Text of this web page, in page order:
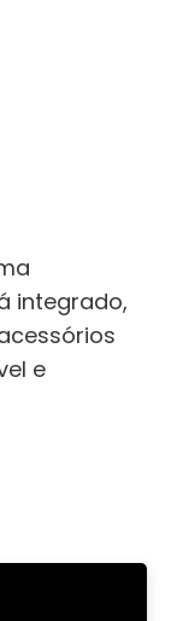
integrado,
e